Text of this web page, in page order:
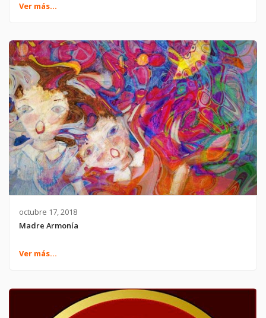
Ver más...
octubre 17, 2018
Madre Armonía
Ver más...